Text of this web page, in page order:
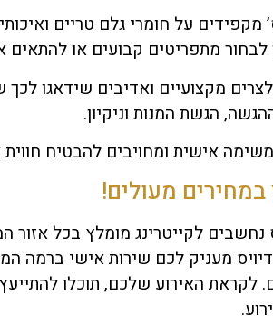
מקפידים על חומרי גלם טריים
לבחור מתפריטים קבועים או להתאים
מקצועיים ואדיבים שידאגו
הגשת המנות וניקיון.
אישית ומחויבים להבטיח
במחירים מעולים!
נחשבים לקייטרינג מומלץ בכל
דיויס מעניק לכם שירות אישי ברמה
לקראת האירוע שלכם, תוכלו